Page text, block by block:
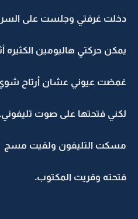
دخلت غرفتي وجلست على
يمكن حركتي هاليومين الكثيره
غمضت عيوني عشان أرتاح
لكني فتحتها على صوت
مسكت التليفون ولقيت مسج
فتحته وقريت المكتوب.